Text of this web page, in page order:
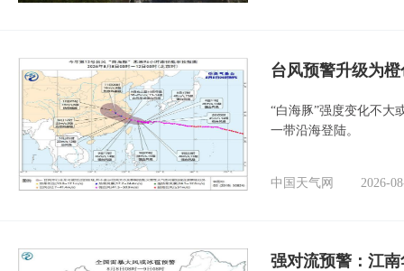
台风预警升级为
“白海豚”强度变化不大
一带沿海登陆。
中国天气网 2026-
强对流预警：江